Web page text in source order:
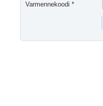
Varmennekoodi *